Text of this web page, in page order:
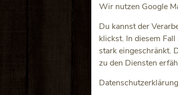
Wir nutzen Google
Du kannst der
klickst. In diesem
stark eingeschränkt.
zu den Diensten
Datenschutzerklärung